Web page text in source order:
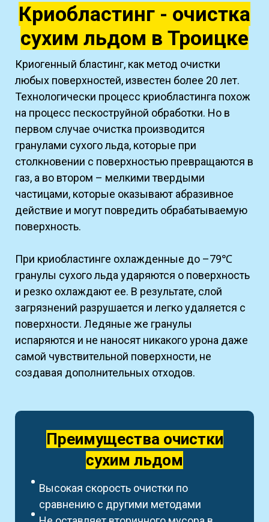
Криобластинг - очистка
сухим льдом в Троицке
Криогенный бластинг, как метод очистки
любых поверхностей, известен более 20 лет.
Технологически процесс криобластинга похож
на процесс пескоструйной обработки. Но в
первом случае очистка производится
гранулами сухого льда, которые при
столкновении с поверхностью превращаются в
газ, а во втором – мелкими твердыми
частицами, которые оказывают абразивное
действие и могут повредить обрабатываемую
поверхность.
При криобластинге охлажденные до –79℃
гранулы сухого льда ударяются о поверхность
и резко охлаждают ее. В результате, слой
загрязнений разрушается и легко удаляется с
поверхности. Ледяные же гранулы
испаряются и не наносят никакого урона даже
самой чувствительной поверхности, не
создавая дополнительных отходов.
Преимущества очистки
сухим льдом
Высокая скорость очистки по
сравнению с другими методами